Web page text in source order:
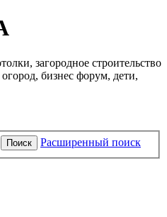
загородное строительство
бизнес форум, дети,
Поиск Расширенный поиск